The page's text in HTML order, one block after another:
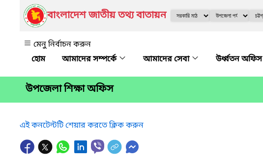
বাংলাদেশ জাতীয় তথ্য বাতায়ন
মেনু নির্বাচন করুন
আমাদের সম্পর্কে
আমাদের সেবা উর্ধ্বতন অফিস
উপজেলা শিক্ষা অফিস
এই কনটেন্টটি শেয়ার করতে ক্লিক করুন